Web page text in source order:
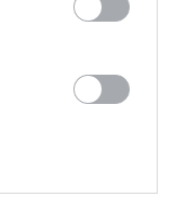
Navega por las
SÍGUENOS